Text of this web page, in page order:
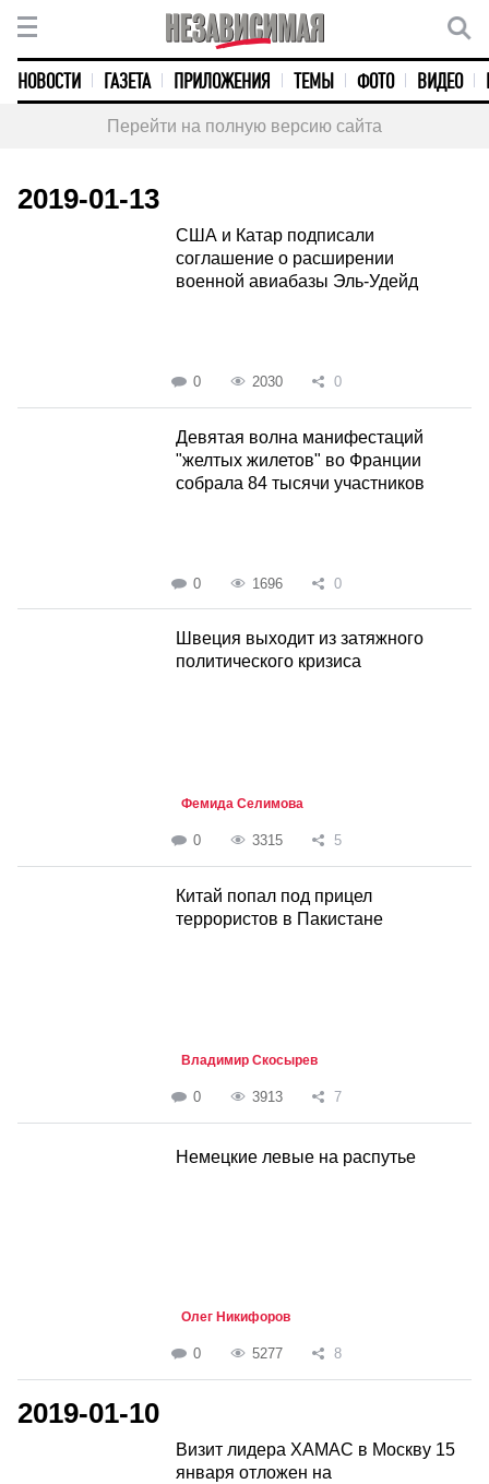
НОВОСТИ ГАЗЕТА ПРИЛОЖЕНИЯ ТЕМЫ ФОТО ВИДЕО
Перейти на полную версию сайта
2019-01-13
США и Катар подписали
соглашение о расширении
военной авиабазы Эль-Удейд
0 2030 0
Девятая волна манифестаций
"желтых жилетов" во Франции
собрала 84 тысячи участников
0 1696 0
Швеция выходит из затяжного
политического кризиса
Фемида Селимова
0 3315 5
Китай попал под прицел
террористов в Пакистане
Владимир Скосырев
0 3913 7
Немецкие левые на распутье
Олег Никифоров
0 5277 8
2019-01-10
Визит лидера ХАМАС в Москву 15
января отложен на